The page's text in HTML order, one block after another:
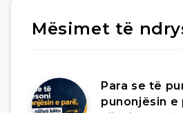
Mësimet të
Para se të
punonjësin e